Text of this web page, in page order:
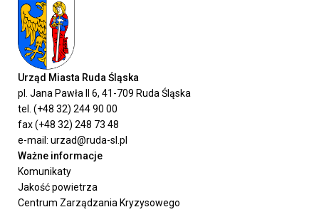
Urząd Miasta Ruda Śląska
pl. Jana Pawła II 6, 41-709 Ruda Śląska
tel. (+48 32) 244 90 00
fax (+48 32) 248 73 48
e-mail: urzad@ruda-sl.pl
Ważne informacje
Komunikaty
Jakość powietrza
Centrum Zarządzania Kryzysowego